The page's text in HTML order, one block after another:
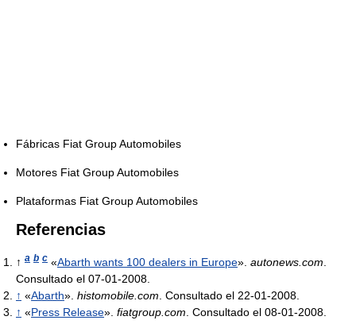
Fábricas Fiat Group Automobiles
Motores Fiat Group Automobiles
Plataformas Fiat Group Automobiles
Referencias
↑ a b c «Abarth wants 100 dealers in Europe». autonews.com
Consultado el 07-01-2008.
↑ «Abarth». histomobile.com . Consultado el 22-01-2008.
↑ «Press Release». fiatgroup.com . Consultado el 08-01-2008.